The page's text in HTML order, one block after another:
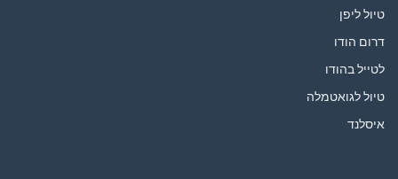
טיול ליפן
דרום הודו
לטייל בהודו
טיול לגואטמלה
איסלנד